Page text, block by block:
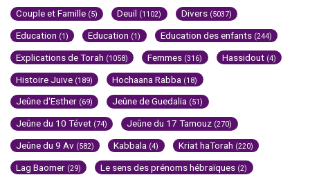
Couple et Famille (5) Deuil (1102) Divers (5037)
Education (1) Education (1) Education des enfants (244)
Explications de Torah (1058) Femmes (316) Hassidout (4)
Histoire Juive (189) Hochaana Rabba (18)
Jeûne d'Esther (69) Jeûne de Guedalia (51)
Jeûne du 10 Tévet (74) Jeûne du 17 Tamouz (270)
Jeûne du 9 Av (582) Kabbala (4) Kriat haTorah (220)
Lag Baomer (29) Le sens des prénoms hébraïques (2)